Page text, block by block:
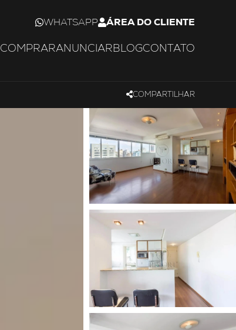
WHATSAPP ÁREA DO CLIENTE
COMPRARANUNCIARBLOGCONTATO
COMPARTILHAR